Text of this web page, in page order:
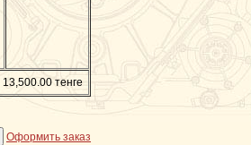
13,500.00 тенге
Оформить заказ